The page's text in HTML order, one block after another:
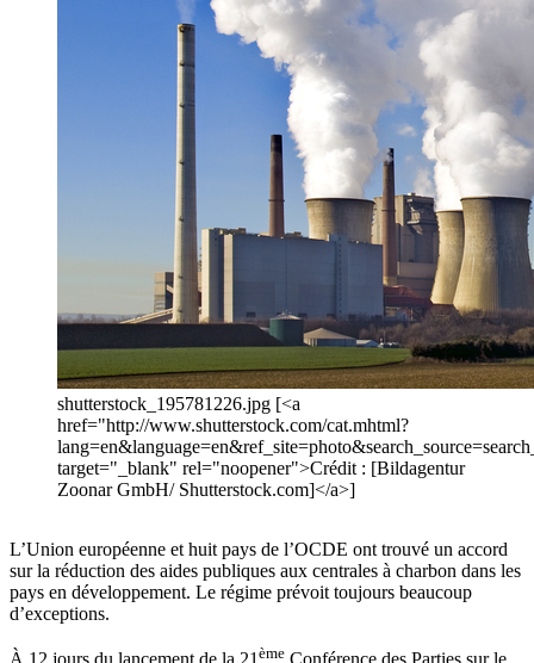
shutterstock_195781226.jpg [<a
href="http://www.shutterstock.com/cat.mhtml?
target="_blank" rel="noopener">Crédit : [Bildagentur
Zoonar GmbH/ Shutterstock.com]</a>]
L’Union européenne et huit pays de l’OCDE ont trouvé un accord
sur la réduction des aides publiques aux centrales à charbon dans les
pays en développement. Le régime prévoit toujours beaucoup
d’exceptions.
ème